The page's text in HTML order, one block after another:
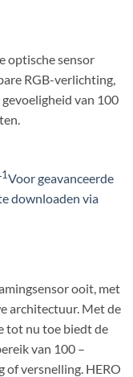
optische sensor
RGB-verlichting,
van 100
1Voor geavanceerde
downloaden via
ooit, met
architectuur. Met de
tot nu toe biedt de
van 100 –
of versnelling. HERO